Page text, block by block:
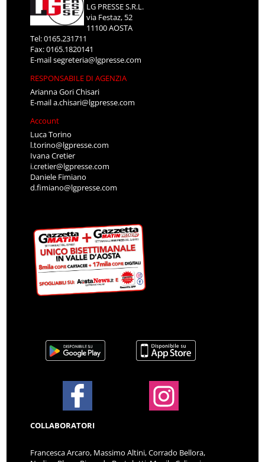
LG PRESSE S.R.L.
via Festaz, 52
11100 AOSTA
Tel: 0165.231711
Fax: 0165.1820141
E-mailsegreteria@lgpresse.com
RESPONSABILE DI AGENZIA
Arianna Gori Chisari
E-maila.chisari@lgpresse.com
Account
Luca Torino
l.torino@lgpresse.com
Ivana Cretier
i.cretier@lgpresse.com
Daniele Fimiano
d.fimiano@lgpresse.com
COLLABORATORI
Francesca Arcaro, Massimo Altini, Corrado Bellora,